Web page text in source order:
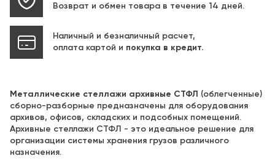
Возврат и обмен товара в течение 14 дней.
Наличный и безналичный расчет,
оплата картой и покупка в кредит.
Металлические стеллажи архивные СТФЛ (облегченные)
сборно-разборные предназначены для оборудования
архивов, офисов, складских и подсобных помещений.
Архивные стеллажи СТФЛ - это идеальное решение для
организации системы хранения грузов различного
назначения.